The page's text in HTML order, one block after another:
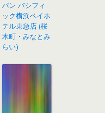
パン パシフィ
ック横浜ベイホ
テル東急店 (桜
木町・みなとみ
らい)